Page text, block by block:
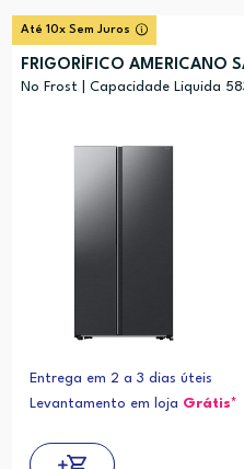
Até 10x Sem Juros
FRIGORÍFICO AMERICANO
No Frost | Capacidade Liquida
Entrega em 2 a 3 dias úteis
Levantamento em loja Grátis*